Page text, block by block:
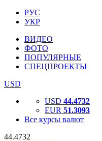
РУС
УКР
ВИДЕО
ФОТО
ПОПУЛЯРНЫЕ
СПЕЦПРОЕКТЫ
USD
USD 44.4732
EUR 51.3093
Все курсы валют
44.4732